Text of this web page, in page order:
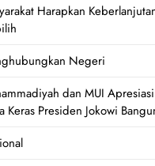
Harapkan
Negeri
dan MUI
Keras Presiden Jokowi